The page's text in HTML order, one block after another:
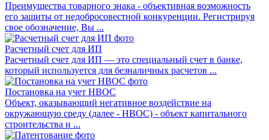
Преимущества товарного знака - объективная возможность
его защиты от недобросовестной конкуренции. Регистрируя
свое обозначение, Вы ...
Расчетный счет для ИП
Расчетный счет для ИП — это специальный счет в банке,
который используется для безналичных расчетов ...
Постановка на учет НВОС
Объект, оказывающий негативное воздействие на
окружающую среду (далее - НВОС) - объект капитального
строительства и ...